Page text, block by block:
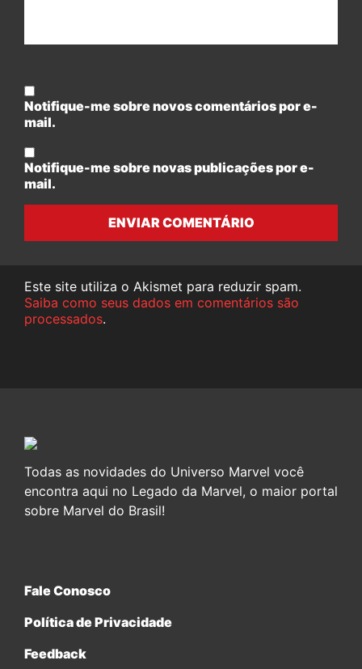
Notifique-me sobre novos comentários por e-
mail.
Notifique-me sobre novas publicações por e-
mail.
ENVIAR COMENTÁRIO
Este site utiliza o Akismet para reduzir spam.
Saiba como seus dados em comentários são
processados.
Todas as novidades do Universo Marvel você
encontra aqui no Legado da Marvel, o maior portal
sobre Marvel do Brasil!
Fale Conosco
Política de Privacidade
Feedback